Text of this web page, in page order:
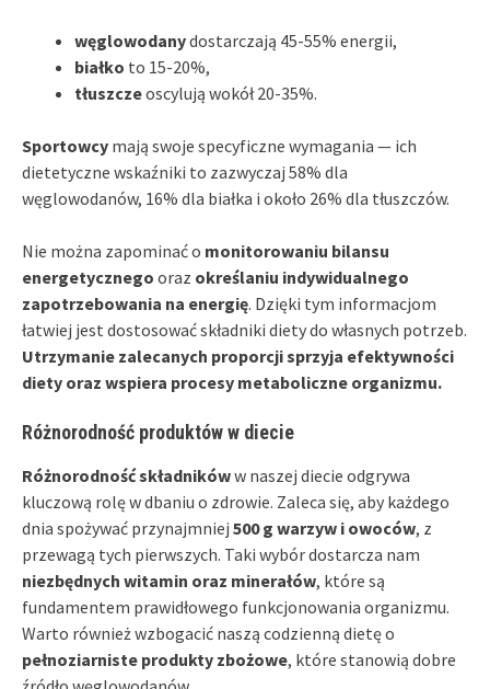
węglowodanydostarczają 45-55% energii,
białko to 15-20%,
tłuszczeoscylują wokół 20-35%.
Sportowcy mają swoje specyficzne wymagania — ich
dietetyczne wskaźniki to zazwyczaj 58% dla
węglowodanów, 16% dla białka i około 26% dla tłuszczów.
Nie można zapominać o monitorowaniu bilansu
energetycznego oraz określaniu indywidualnego
zapotrzebowania na energię. Dzięki tym informacjom
łatwiej jest dostosować składniki diety do własnych potrzeb.
Utrzymanie zalecanych proporcji sprzyja efektywności
diety oraz wspiera procesy metaboliczne organizmu.
Różnorodność produktów w diecie
Różnorodność składnikóww naszej diecie odgrywa
kluczową rolę w dbaniu o zdrowie. Zaleca się, aby każdego
dnia spożywać przynajmniej 500 g warzyw i owoców, z
przewagą tych pierwszych. Taki wybór dostarcza nam
niezbędnych witamin oraz minerałów, które są
fundamentem prawidłowego funkcjonowania organizmu.
Warto również wzbogacić naszą codzienną dietę o
pełnoziarniste produkty zbożowe, które stanowią dobre